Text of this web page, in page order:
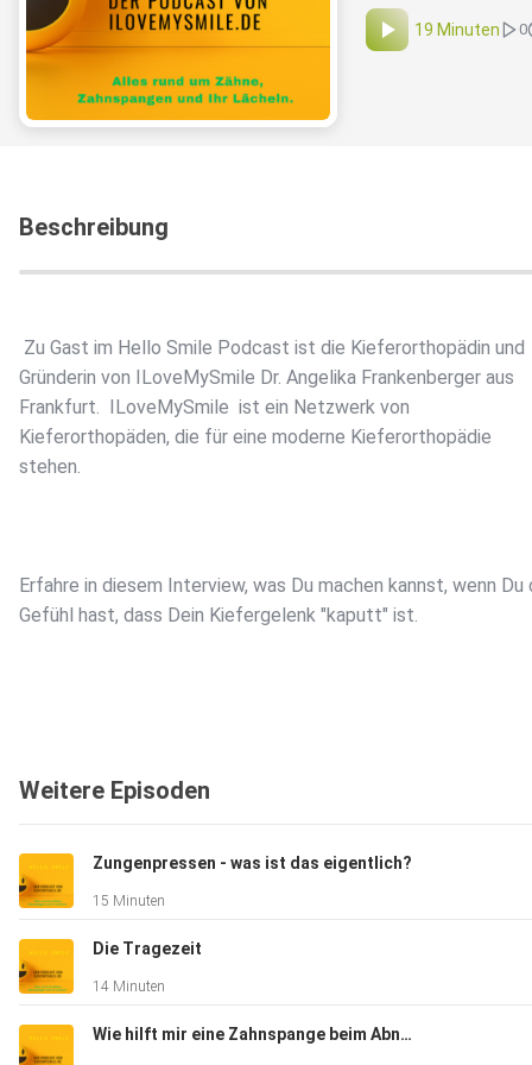
19 Minuten 0
Beschreibung
Zu Gast im Hello Smile Podcast ist die Kieferorthopädin und
Gründerin von ILoveMySmile Dr. Angelika Frankenberger aus
Frankfurt. ILoveMySmile ist ein Netzwerk von
Kieferorthopäden, die für eine moderne Kieferorthopädie
stehen.
Erfahre in diesem Interview, was Du machen kannst, wenn Du
Gefühl hast, dass Dein Kiefergelenk "kaputt" ist.
Gelenkes und des Knochens und des Diskus. Wie kann man
gibt?
Erlebe live, was die beiden Kieferorthopäden Dr. Hendrik
Frankenberger aus Frankfurt empfehlen.
Weitere Episoden
Zungenpressen - was ist das eigentlich?
15 Minuten
Die Tragezeit
14 Minuten
Wie hilft mir eine Zahnspange beim Abnehmen?